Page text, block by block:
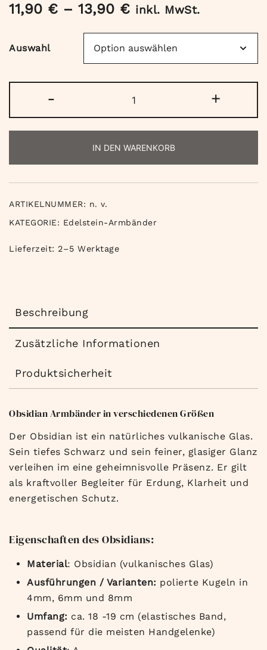
11,90 € – 13,90 € inkl. MwSt.
Auswahl
-
Armbänder
Menge
+
IN DEN WARENKORB
ARTIKELNUMMER: n. v.
KATEGORIE: Edelstein-Armbänder
Lieferzeit: 2–5 Werktage
Beschreibung
Zusätzliche Informationen
Produktsicherheit
Obsidian Armbänder in verschiedenen Größen
Der Obsidian ist ein natürliches vulkanische Glas.
Sein tiefes Schwarz und sein feiner, glasiger Glanz
verleihen im eine geheimnisvolle Präsenz. Er gilt
als kraftvoller Begleiter für Erdung, Klarheit und
energetischen Schutz.
Eigenschaften des Obsidians:
Material: Obsidian (vulkanisches Glas)
Ausführungen / Varianten: polierte Kugeln in
4mm, 6mm und 8mm
Umfang: ca. 18 -19 cm (elastisches Band,
passend für die meisten Handgelenke)